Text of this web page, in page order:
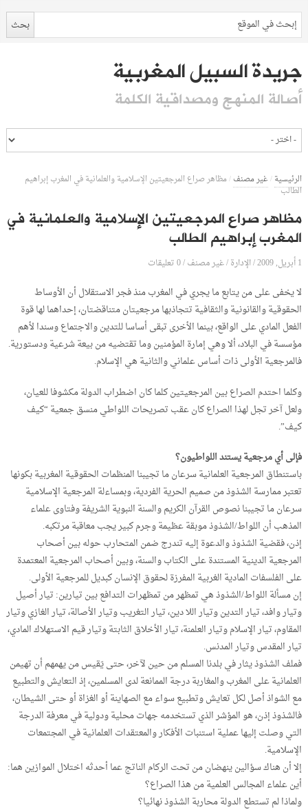
جريدة السبيل المغربية
أصالة المنهج ومصداقية الكلمة
الرئيسية/غير مصنف/مظاهر صراع المرجعيتين الإسلامية والعلمانية في المغرب إبراهيم
الطالب
مظاهر صراع المرجعيتين الإسلامية والعلمانية في
المغرب إبراهيم الطالب
1 أبريل, 2009 /الإدارة/غير مصنف/0 تعليقات
لا يخفى على من يتابع ما يجري في المغرب منذ فجر الاستقلال أن الأوساط
الحقوقية والقانونية والثقافية تتجاذبها مرجعيتان متناقضتان، إحداهما لها قوة
الفعل المادي على الواقع، بينما الأخرى تبقى أساسا للتدين والاجتماع وسندا لأهم
مؤسسة في البلاد، ألا وهي إمارة المؤمنين وما تقتضيه من بيعة شرعية ودستورية.
فالمرجعية الأولى ذات أساس علماني والثانية هي الإسلام.
وكلما احتدم الصراع بين المرجعيتين كلما كان اضطراب الدولة مكشوفا للعيان،
ولعل آخر تجل لهذا الصراع كان عقب تصريحات اللواطي منسق جمعية “كيف
كيف”.
فإلى أي مرجعية يستند اللواطيون؟
باستنطاق المرجعية العلمانية سرعان ما تجيبنا المنظمات الحقوقية المغربية بكونها
تعتبر ممارسة الشذوذ من صميم الحرية الفردية، وبمساءلة المرجعية الإسلامية
سرعان ما تجيبنا نصوص القرآن الكريم والسنة النبوية الشريفة وفتاوى علماء
المذهب أن اللواط/الشذوذ موبقة عظيمة وجرم كبير يجب معاقبة مرتكبه.
إذن، فقضية الشذوذ والدعوة إليه تندرج ضمن المتحارب حوله بين أصحاب
المرجعية الدينية المستندة على الكتاب والسنة، وبين أصحاب المرجعية المعتمدة
على الفلسفات المادية الغربية المفرزة لحقوق الإنسان كبديل للمرجعية الأولى.
إن مسألة اللواط/الشذوذ هي تمظهر من تمظهرات التدافع بين تيارين: تيار أصيل
وتيار وافد، تيار التدين وتيار اللا دين، تيار التغريب وتيار الأصالة، تيار الغازي وتيار
المقاوم، تيار الإسلام وتيار العلمنة، تيار الأخلاق الثابتة وتيار قيم الاستهلاك المادي،
تيار المقدس وتيار المدنس.
فملف الشذوذ يثار في بلدنا المسلم من حين لآخر، حتى يَقيس من يهمهم أن تهيمن
العلمانية على المغرب والمغاربة درجة الممانعة لدى المسلمين، إذ التعايش والتطبيع
مع الشواذ أصل لكل تعايش وتطبيع سواء مع الصهاينة أو الغزاة أو حتى الشيطان،
فالشذوذ إذن، هو المؤشر الذي تستخدمه جهات محلية ودولية في معرفة الدرجة
التي وصلت إليها عملية استنبات الأفكار والمعتقدات العلمانية في المجتمعات
الإسلامية.
إلا أن هناك سؤالين ينهضان من تحت الركام الناتج عما أحدثه اختلال الموازين هما:
أين علماء المجالس العلمية من هذا الصراع؟
ولماذا لم تستطع الدولة محاربة الشذوذ نهائيا؟